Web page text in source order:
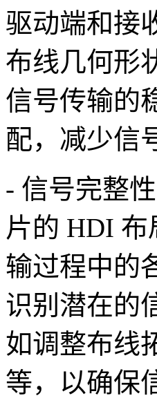
驱动端和接
布线几何形
信号传输的
配，减少信
- 信号完整
片的 HDI
输过程中的
识别潜在的
如调整布线
等，以确保